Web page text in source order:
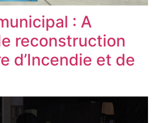
: A
reconstruction
d’Incendie et de